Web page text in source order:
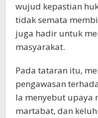
wujud kepastian
tidak semata
juga hadir untuk
masyarakat.
Pada tataran itu,
pengawasan
Ia menyebut upaya
martabat, dan